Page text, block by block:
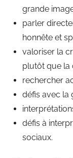
grande
parler
honnête et
valoriser la
plutôt que la
rechercher
défis avec la
défis à
sociaux.